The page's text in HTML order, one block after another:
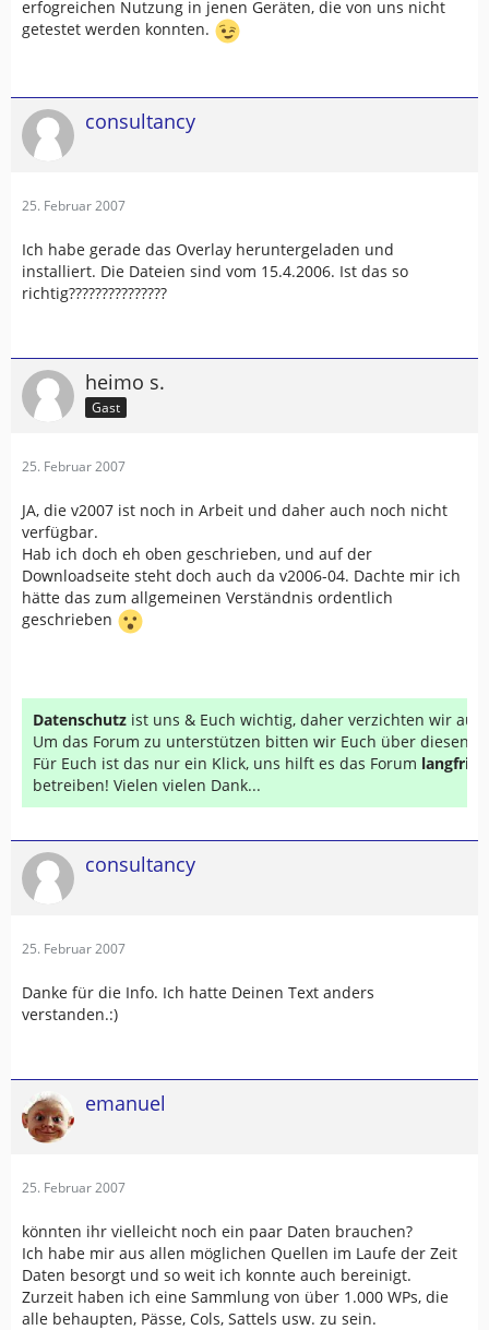
erfogreichen Nutzung in jenen Geräten, die von uns nicht
getestet werden konnten.
consultancy
25. Februar 2007
Ich habe gerade das Overlay heruntergeladen und
installiert. Die Dateien sind vom 15.4.2006. Ist das so
richtig???????????????
heimo s.
Gast
25. Februar 2007
JA, die v2007 ist noch in Arbeit und daher auch noch nicht
verfügbar.
Hab ich doch eh oben geschrieben, und auf der
Downloadseite steht doch auch da v2006-04. Dachte mir ich
hätte das zum allgemeinen Verständnis ordentlich
geschrieben
Datenschutz ist uns & Euch wichtig, daher verzichten wir auf
Um das Forum zu unterstützen bitten wir Euch über diesen
Für Euch ist das nur ein Klick, uns hilft es das Forum
betreiben! Vielen vielen Dank...
consultancy
25. Februar 2007
Danke für die Info. Ich hatte Deinen Text anders
verstanden.:)
emanuel
25. Februar 2007
könnten ihr vielleicht noch ein paar Daten brauchen?
Ich habe mir aus allen möglichen Quellen im Laufe der Zeit
Daten besorgt und so weit ich konnte auch bereinigt.
Zurzeit haben ich eine Sammlung von über 1.000 WPs, die
alle behaupten, Pässe, Cols, Sattels usw. zu sein.